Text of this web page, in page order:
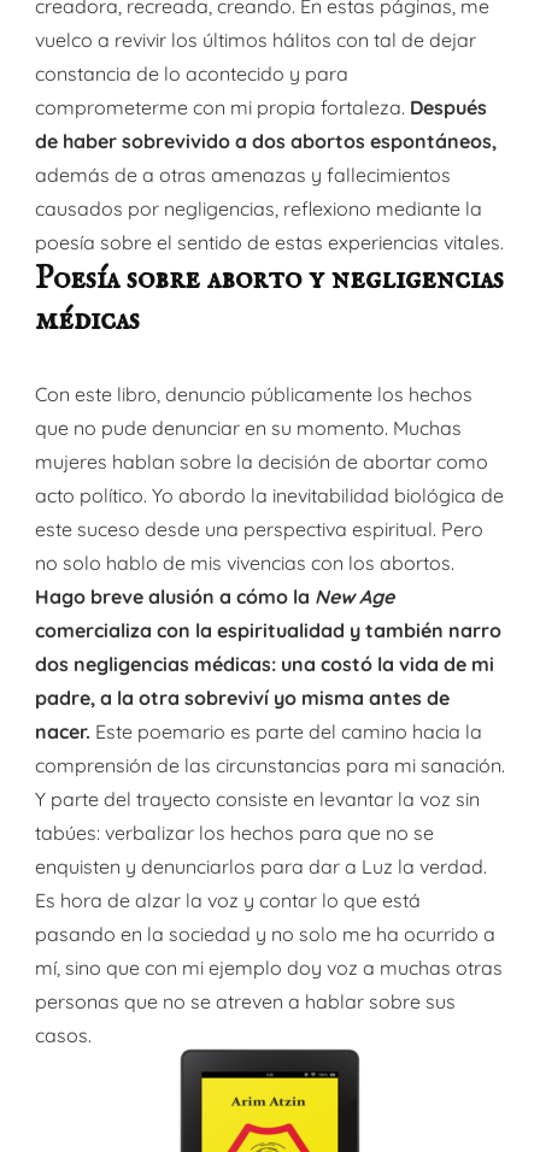
creadora, recreada, creando. En estas páginas, me
vuelco a revivir los últimos hálitos con tal de dejar
constancia de lo acontecido y para
comprometerme con mi propia fortaleza. Después
de haber sobrevivido a dos abortos espontáneos,
además de a otras amenazas y fallecimientos
causados por negligencias, reflexiono mediante la
poesía sobre el sentido de estas experiencias vitales.
Poesía sobre aborto y negligencias
médicas
Con este libro, denuncio públicamente los hechos
que no pude denunciar en su momento. Muchas
mujeres hablan sobre la decisión de abortar como
acto político. Yo abordo la inevitabilidad biológica de
este suceso desde una perspectiva espiritual. Pero
no solo hablo de mis vivencias con los abortos.
Hago breve alusión a cómo la New Age
comercializa con la espiritualidad y también narro
dos negligencias médicas: una costó la vida de mi
padre, a la otra sobreviví yo misma antes de
nacer. Este poemario es parte del camino hacia la
comprensión de las circunstancias para mi sanación.
Y parte del trayecto consiste en levantar la voz sin
tabúes: verbalizar los hechos para que no se
enquisten y denunciarlos para dar a Luz la verdad.
Es hora de alzar la voz y contar lo que está
pasando en la sociedad y no solo me ha ocurrido a
mí, sino que con mi ejemplo doy voz a muchas otras
personas que no se atreven a hablar sobre sus
casos.